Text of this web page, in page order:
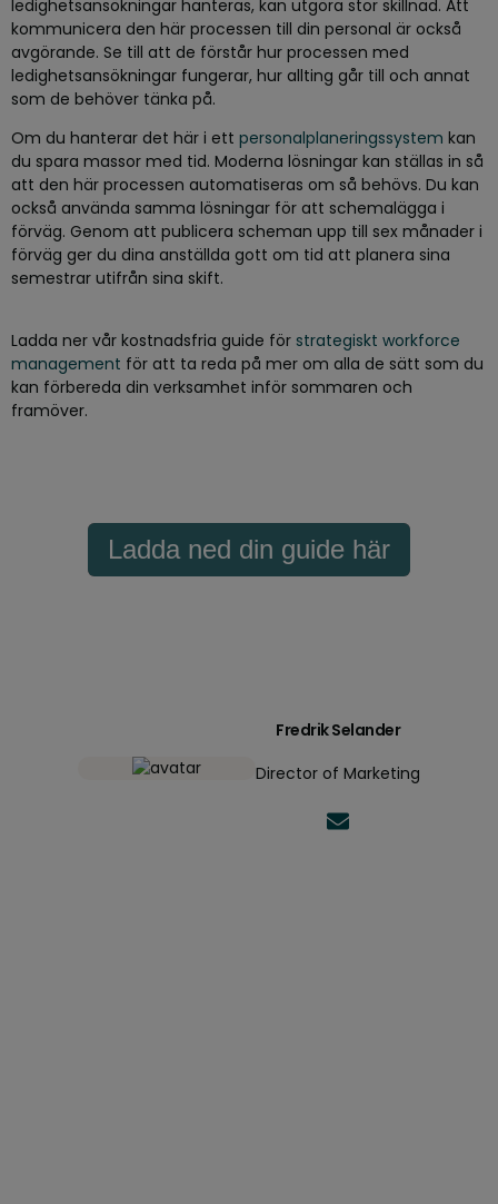
ledighetsansökningar hanteras, kan utgöra stor skillnad. Att
kommunicera den här processen till din personal är också
avgörande. Se till att de förstår hur processen med
ledighetsansökningar fungerar, hur allting går till och annat
som de behöver tänka på.
Om du hanterar det här i ett personalplaneringssystem kan
du spara massor med tid. Moderna lösningar kan ställas in så
att den här processen automatiseras om så behövs. Du kan
också använda samma lösningar för att schemalägga i
förväg. Genom att publicera scheman upp till sex månader i
förväg ger du dina anställda gott om tid att planera sina
semestrar utifrån sina skift.
Ladda ner vår kostnadsfria guide för strategiskt workforce
management för att ta reda på mer om alla de sätt som du
kan förbereda din verksamhet inför sommaren och
framöver.
Ladda ned din guide här
Fredrik Selander
Director of Marketing